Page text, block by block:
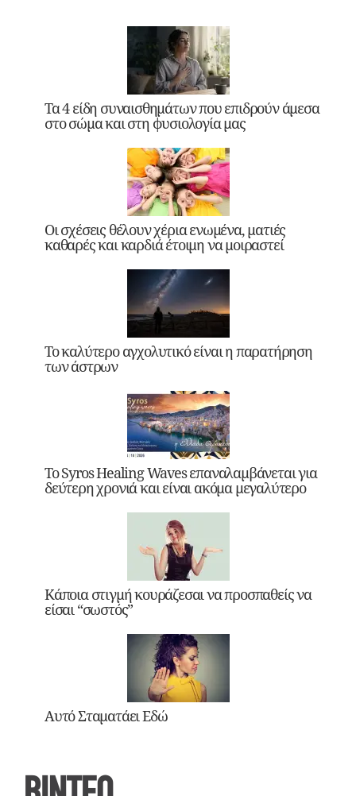
Τα 4 είδη συναισθημάτων που επιδρούν άμεσα
στο σώμα και στη φυσιολογία μας
Οι σχέσεις θέλουν χέρια ενωμένα, ματιές
καθαρές και καρδιά έτοιμη να μοιραστεί
Το καλύτερο αγχολυτικό είναι η παρατήρηση
των άστρων
Το Syros Healing Waves επαναλαμβάνεται για
δεύτερη χρονιά και είναι ακόμα μεγαλύτερο
Κάποια στιγμή κουράζεσαι να προσπαθείς να
είσαι “σωστός”
Αυτό Σταματάει Εδώ